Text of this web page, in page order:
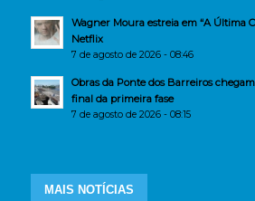
Wagner Moura estreia em “A Última
Netflix
7 de agosto de 2026 - 08:46
Obras da Ponte dos Barreiros
final da primeira fase
7 de agosto de 2026 - 08:15
MAIS NOTÍCIAS